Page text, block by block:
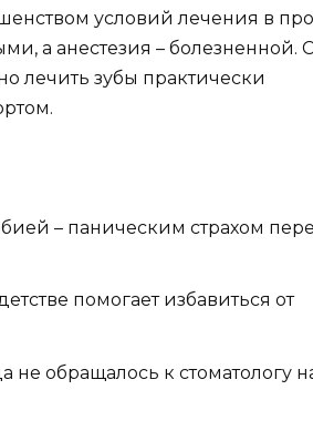
условий лечения в
а анестезия – болезненной.
лечить зубы практически
– паническим страхом
помогает избавиться от
обращалось к стоматологу